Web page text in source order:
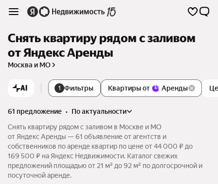
Снять квартиру рядом с заливом
от Яндекс Аренды
Москва и МО
AI 1 Фильтры Квартиры от Аренды
61 предложение •
по актуальности
Снять квартиру рядом с заливом в Москве и МО
от Яндекс Аренды — 61 объявление от агентств и
собственников по аренде квартир по цене от 44 000 ₽ до
169 500 ₽ на Яндекс Недвижимости. Каталог свежих
предложений площадью от 21 м² до 92 м² по долгосрочной и
посуточной аренде.